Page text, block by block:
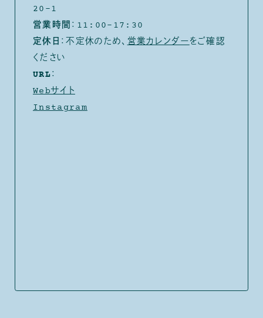
20-1
営業時間：11:00-17:30
定休日 ：不定休のため、営業カレンダーをご確認
ください
URL：
Webサイト
Instagram